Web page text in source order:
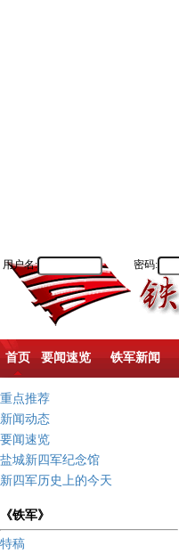
用户名: 密码:
首页 要闻速览 铁军新闻
重点推荐
新闻动态
要闻速览
盐城新四军纪念馆
新四军历史上的今天
《铁军》
特稿